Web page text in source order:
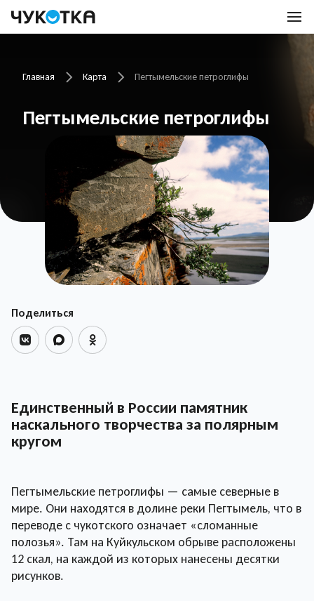
Главная Карта Пегтымельские петроглифы
Пегтымельские петроглифы
Поделиться
Единственный в России памятник
наскального творчества за полярным
кругом
Пегтымельские петроглифы — самые северные в
мире. Они находятся в долине реки Пегтымель, что в
переводе с чукотского означает «сломанные
полозья». Там на Куйкульском обрыве расположены
12 скал, на каждой из которых нанесены десятки
рисунков.